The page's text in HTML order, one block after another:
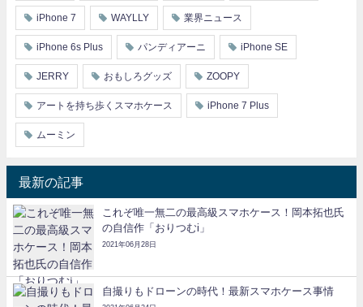
iPhone 7 WAYLLY 業界ニュース
iPhone 6s Plus パンディアーニ iPhone SE
JERRY おもしろグッズ ZOOPY
アートを持ち歩くスマホケース iPhone 7 Plus
ムーミン
最新の記事
これぞ唯一無二の最高級スマホケース！岡本拓也氏
の自信作「おりつむi」
2021年06月28日
自撮りもドローンの時代！最新スマホケース事情